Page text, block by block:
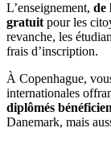
L’enseignement, de
gratuit pour les
revanche, les
frais d’inscription.
À Copenhague,
internationales
diplômés
Danemark, mais